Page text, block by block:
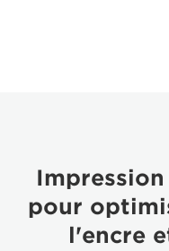
pour
l'encre